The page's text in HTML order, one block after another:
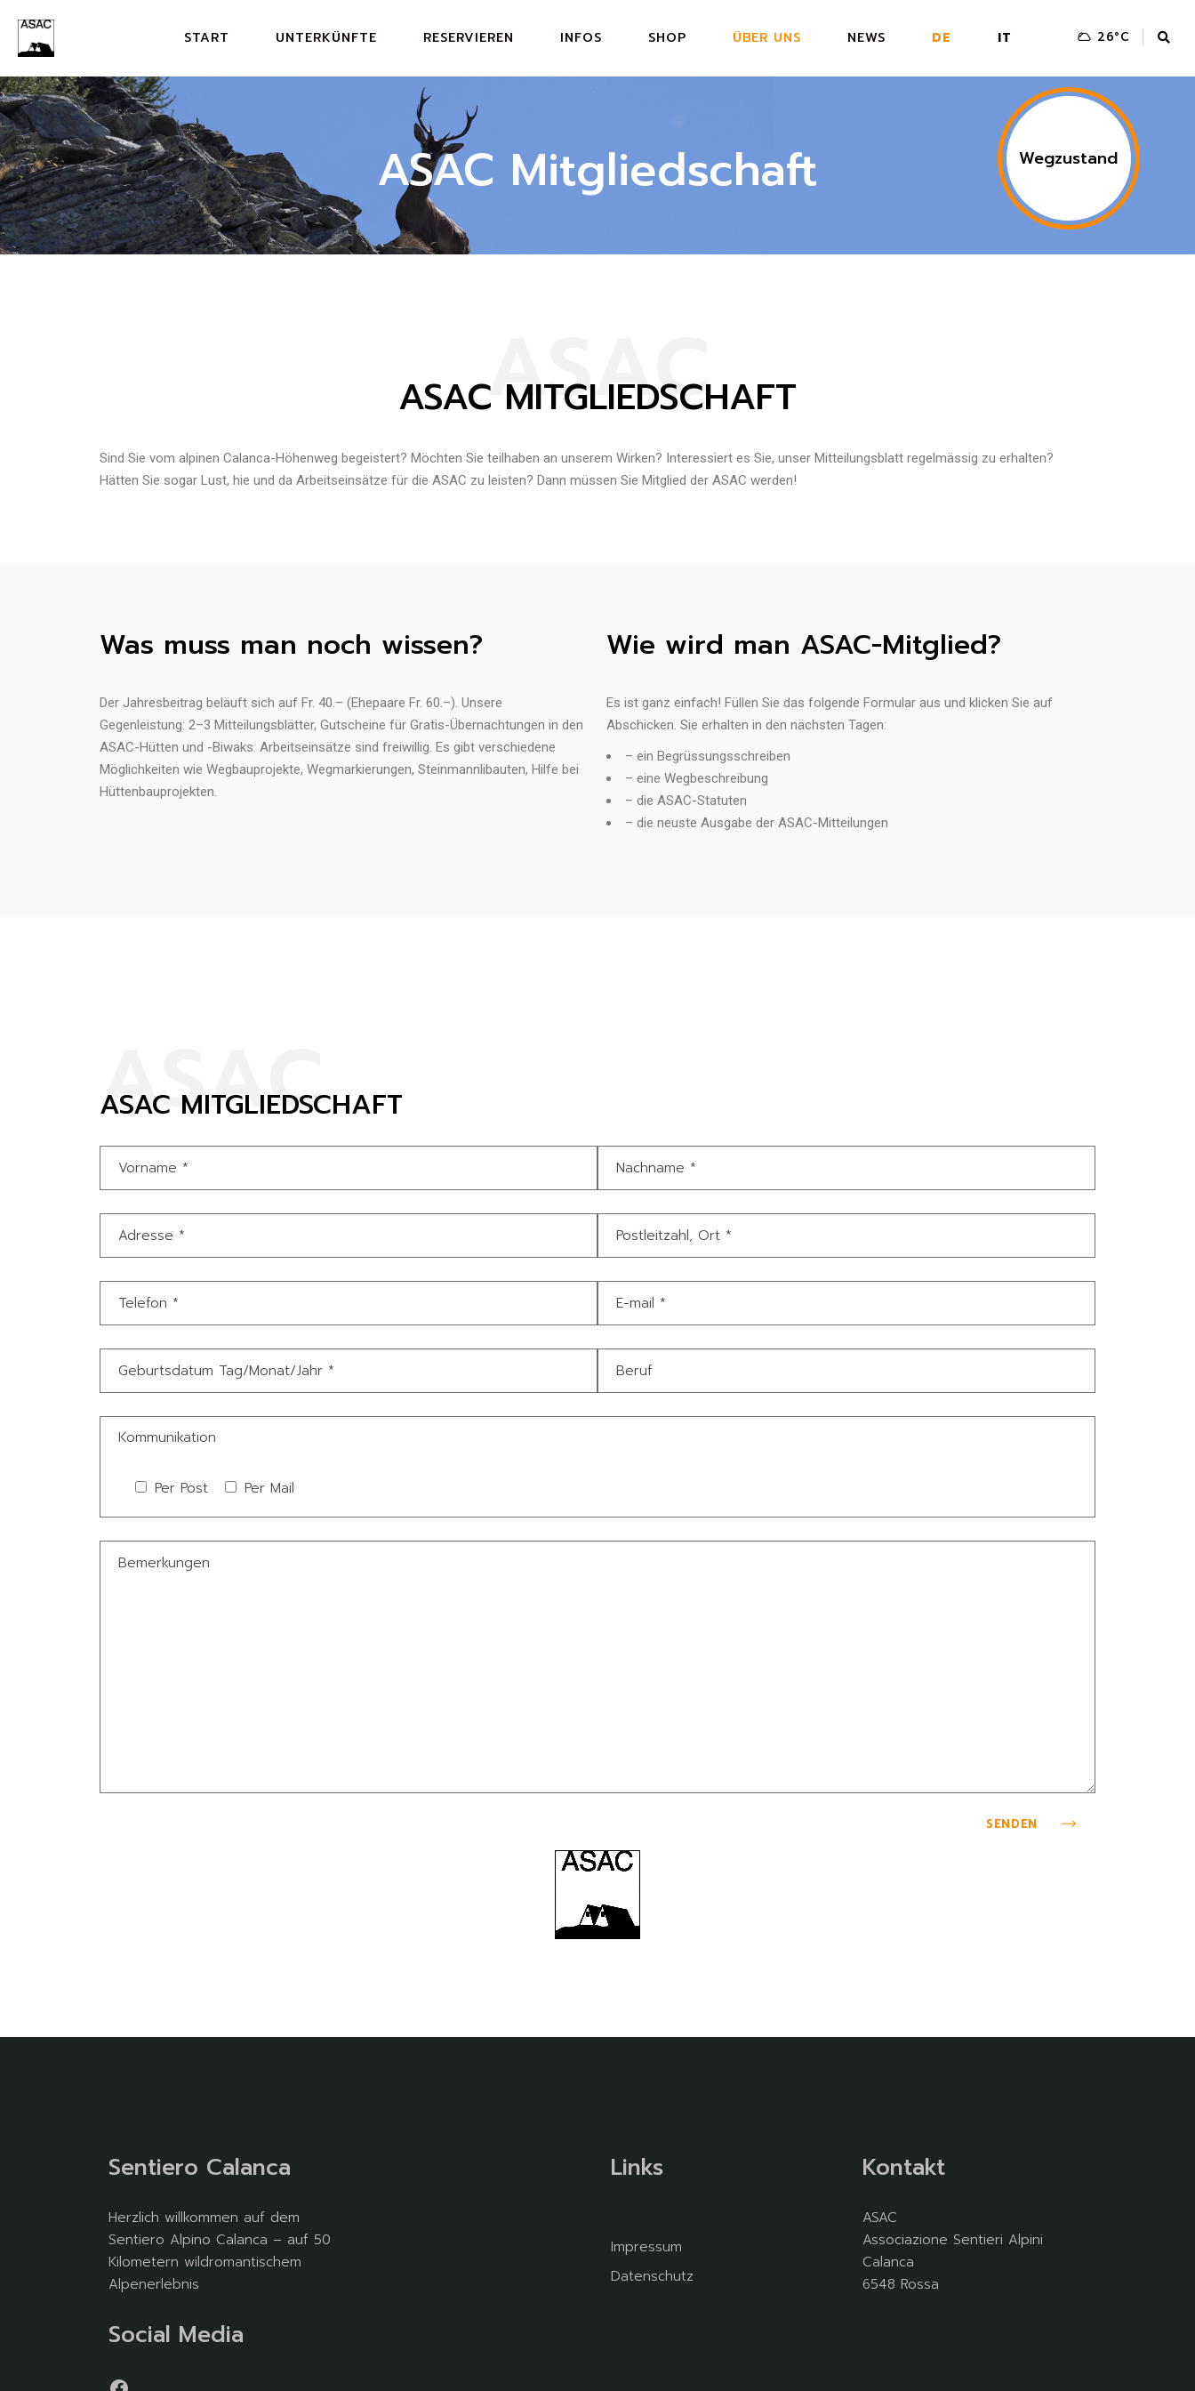
START UNTERKÜNFTE
CAPANNA BUFFALORA
RIFUGIO ALP DI FORA
ALP DI ROSSIGLION
RESERVIEREN INFOS SHOP ÜBER UNS
GESCHICHTE
NEWS DE IT 26°C
Wegzustand
ASAC Mitgliedschaft
ASAC
ASAC MITGLIEDSCHAFT
Sind Sie vom alpinen Calanca-Höhenweg begeistert? Möchten Sie teilhaben an unserem Wirken? Interessiert es Sie, unser Mitteilungsblatt regelmässig zu erhalten?
Hätten Sie sogar Lust, hie und da Arbeitseinsätze für die ASAC zu leisten? Dann müssen Sie Mitglied der ASAC werden!
Was muss man noch wissen?
Der Jahresbeitrag beläuft sich auf Fr. 40.– (Ehepaare Fr. 60.–). Unsere
Gegenleistung: 2–3 Mitteilungsblätter, Gutscheine für Gratis-Übernachtungen in den
ASAC-Hütten und -Biwaks. Arbeitseinsätze sind freiwillig. Es gibt verschiedene
Möglichkeiten wie Wegbauprojekte, Wegmarkierungen, Steinmannlibauten, Hilfe bei
Hüttenbauprojekten.
Wie wird man ASAC-Mitglied?
Es ist ganz einfach! Füllen Sie das folgende Formular aus und klicken Sie auf
Abschicken. Sie erhalten in den nächsten Tagen:
– ein Begrüssungsschreiben
– eine Wegbeschreibung
– die ASAC-Statuten
– die neuste Ausgabe der ASAC-Mitteilungen
ASAC
ASAC MITGLIEDSCHAFT
Kommunikation
Per Post Per Mail
SENDEN
Sentiero Calanca
Herzlich willkommen auf dem
Sentiero Alpino Calanca – auf 50
Kilometern wildromantischem
Alpenerlebnis
Social Media
Links
Impressum
Datenschutz
Kontakt
ASAC
Associazione Sentieri Alpini
Calanca
6548 Rossa